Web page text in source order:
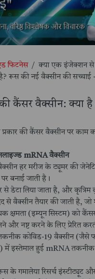
फिटनेस / क्या एक इंजेक्शन
रूस की नई वैक्सीन की सच्चाई
कैंसर वैक्सीन: क्या है
की कैंसर वैक्सीन पर काम
mRNA वैक्सीन
हर मरीज के ट्यूमर की
बनाई जाती है।
से डेटा लिया जाता है, और कृत्रिम
से वैक्सीन तैयार की जाती है, जो
क्षमता (इम्यून सिस्टम) को
और नष्ट करने के लिए प्रेरित
कोविड-19 वैक्सीन (जैसे
में इस्तेमाल हुई mRNA
के गमालेया रिसर्च इंस्टीट्यूट